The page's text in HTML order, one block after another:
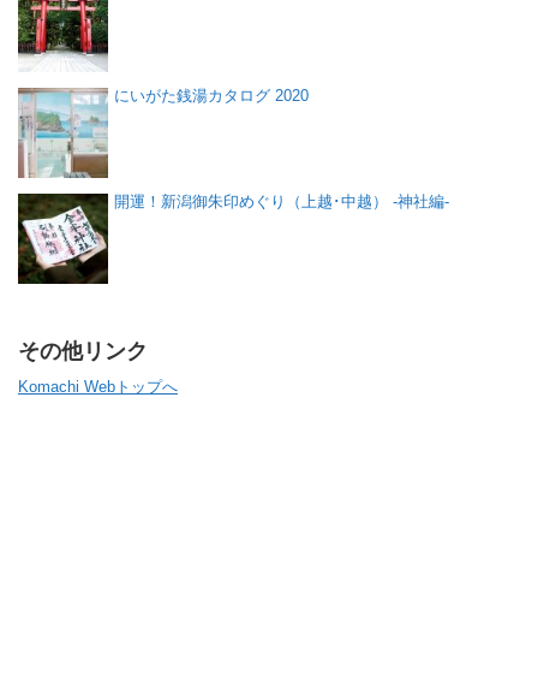
にいがた銭湯カタログ 2020
開運！新潟御朱印めぐり（上越･中越） -神社編-
その他リンク
Komachi Webトップへ